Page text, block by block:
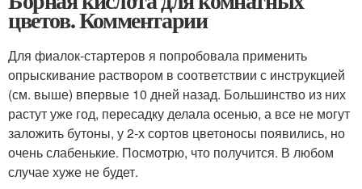
цветов. Комментарии
Для фиалок-стартеров я попробовала применить
опрыскивание раствором в соответствии с инструкцией
(см. выше) впервые 10 дней назад. Большинство из них
растут уже год, пересадку делала осенью, а все не могут
заложить бутоны, у 2-х сортов цветоносы появились, но
очень слабенькие. Посмотрю, что получится. В любом
случае хуже не будет.